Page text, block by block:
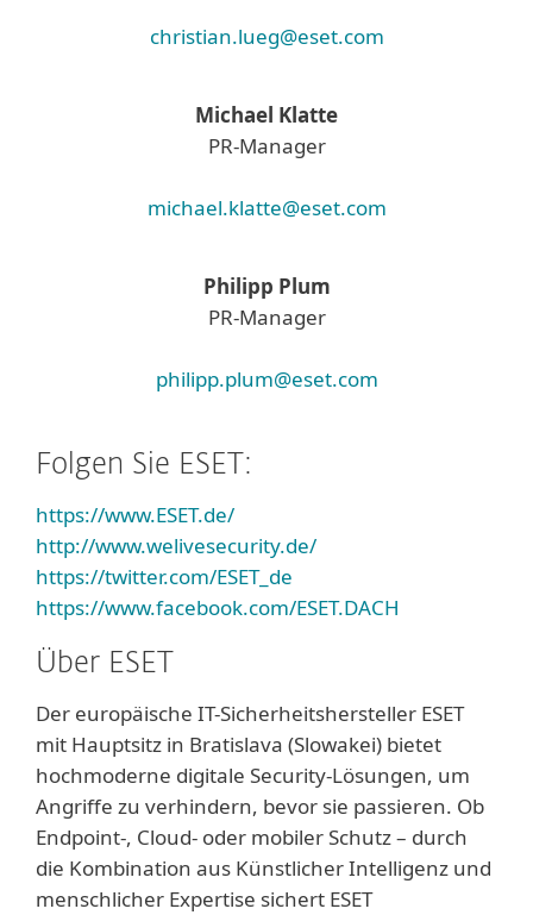
christian.lueg@eset.com
Michael Klatte
PR-Manager
michael.klatte@eset.com
Philipp Plum
PR-Manager
philipp.plum@eset.com
Folgen Sie ESET:
https://www.ESET.de/
http://www.welivesecurity.de/
https://twitter.com/ESET_de
https://www.facebook.com/ESET.DACH
Über ESET
Der europäische IT-Sicherheitshersteller ESET
mit Hauptsitz in Bratislava (Slowakei) bietet
hochmoderne digitale Security-Lösungen, um
Angriffe zu verhindern, bevor sie passieren. Ob
Endpoint-, Cloud- oder mobiler Schutz – durch
die Kombination aus Künstlicher Intelligenz und
menschlicher Expertise sichert ESET